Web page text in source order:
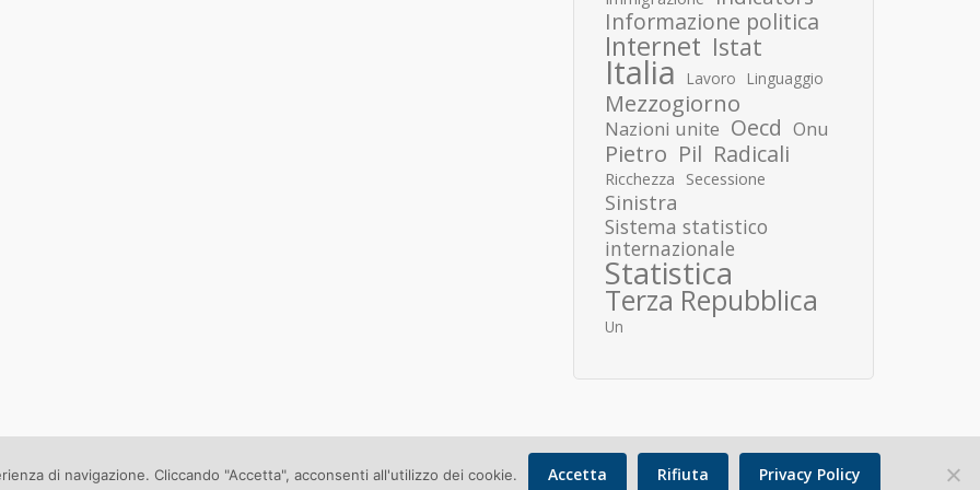
Informazione politica
Internet Istat
Italia Lavoro Linguaggio
Mezzogiorno
Nazioni unite Oecd Onu
Pietro Pil Radicali
Ricchezza Secessione
Sinistra
Sistema statistico
internazionale
Statistica
Terza Repubblica
Un
Copyright © 2026 Donato Speroni |Privacy Policy
di navigazione. Cliccando "Accetta", acconsenti all'utilizzo dei cookie. Accetta Rifiuta Privacy Policy